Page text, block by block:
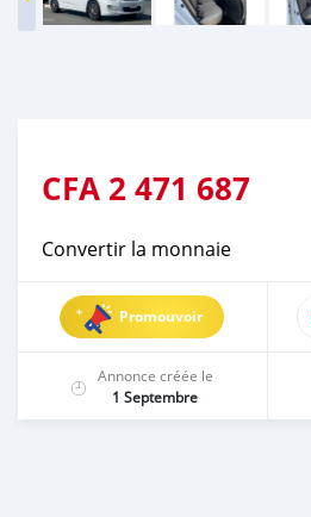
CFA 2 471 687
Convertir la monnaie
Promouvoir
Annonce créée le
1 Septembre